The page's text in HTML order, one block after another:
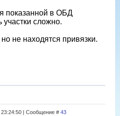
показанной в ОБД
сложно.
не находятся привязки.
| Сообщение # 43